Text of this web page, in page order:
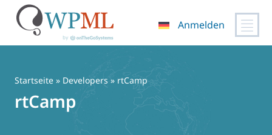
springen
Anmelden
Startseite » Developers » rtCamp
rtCamp